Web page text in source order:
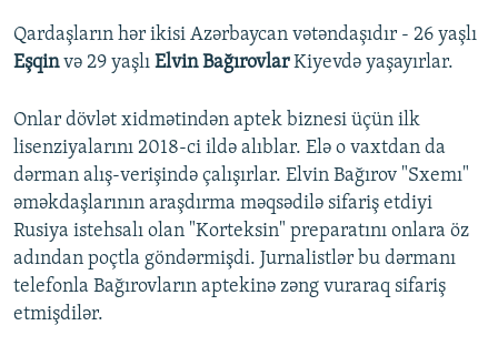
Qardaşların hər ikisi Azərbaycan vətəndaşıdır - 26 yaşlı
Eşqinvə 29 yaşlı Elvin BağırovlarKiyevdə yaşayırlar.
Onlar dövlət xidmətindən aptek biznesi üçün ilk
lisenziyalarını 2018-ci ildə alıblar. Elə o vaxtdan da
dərman alış-verişində çalışırlar. Elvin Bağırov "Sxemı"
əməkdaşlarının araşdırma məqsədilə sifariş etdiyi
Rusiya istehsalı olan "Korteksin" preparatını onlara öz
adından poçtla göndərmişdi. Jurnalistlər bu dərmanı
telefonla Bağırovların aptekinə zəng vuraraq sifariş
etmişdilər.